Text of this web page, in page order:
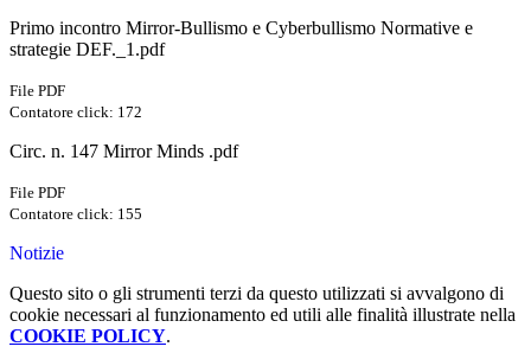
Primo incontro Mirror-Bullismo e Cyberbullismo Normative e
strategie DEF._1.pdf
File PDF
Contatore click: 172
Circ. n. 147 Mirror Minds .pdf
File PDF
Contatore click: 155
Notizie
Questo sito o gli strumenti terzi da questo utilizzati si avvalgono di
cookie necessari al funzionamento ed utili alle finalità illustrate nella
COOKIE POLICY.